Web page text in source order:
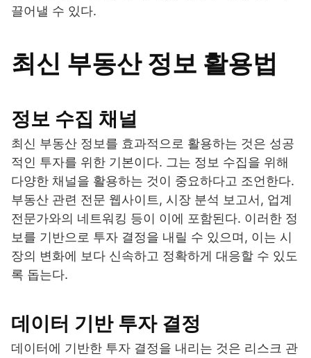
끌어낼 수 있다.
최신 부동산 정보 활용법
정보 수집 채널
최신 부동산 정보를 효과적으로 활용하는 것은 성공
적인 투자를 위한 기본이다. 그는 정보 수집을 위해
다양한 채널을 활용하는 것이 중요하다고 조언한다.
부동산 관련 전문 웹사이트, 시장 분석 보고서, 업계
전문가와의 네트워킹 등이 이에 포함된다. 이러한 정
보를 기반으로 투자 결정을 내릴 수 있으며, 이는 시
장의 변화에 보다 신속하고 정확하게 대응할 수 있도
록 돕는다.
데이터 기반 투자 결정
데이터에 기반한 투자 결정을 내리는 것은 리스크 관